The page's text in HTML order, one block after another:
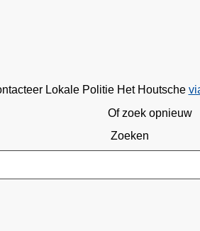
Lokale Politie Het Houtsche
Of zoek opnieuw
Zoeken